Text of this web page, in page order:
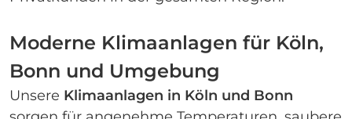
Moderne Klimaanlagen für Köln,
Bonn und Umgebung
Unsere Klimaanlagen in Köln und Bonn